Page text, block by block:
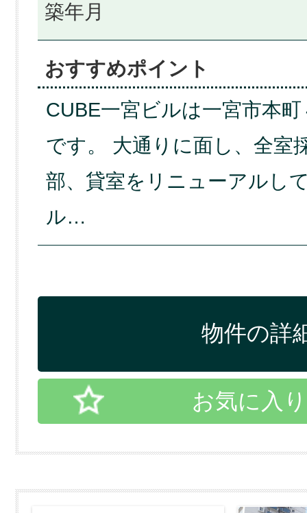
築年月
おすすめポイント
CUBE一宮ビルは一宮市本
です。 大通りに面し、全室
部、貸室をリニューアルし
ル…
物件の詳
お気に入